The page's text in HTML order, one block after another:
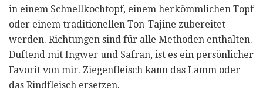
in einem Schnellkochtopf, einem herkömmlichen Topf
oder einem traditionellen Ton-Tajine zubereitet
werden. Richtungen sind für alle Methoden enthalten.
Duftend mit Ingwer und Safran, ist es ein persönlicher
Favorit von mir. Ziegenfleisch kann das Lamm oder
das Rindfleisch ersetzen.